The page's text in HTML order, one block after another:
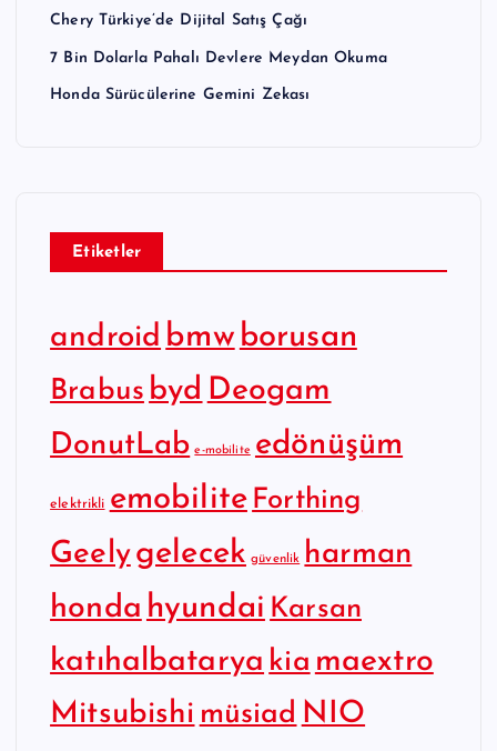
Chery Türkiye’de Dijital Satış Çağı
7 Bin Dolarla Pahalı Devlere Meydan Okuma
Honda Sürücülerine Gemini Zekası
Etiketler
android bmw borusan
Brabus byd Deogam
DonutLab e-mobilite edönüşüm
elektrikli emobilite Forthing
Geelygelecek güvenlik harman
honda hyundai Karsan
katıhalbatarya kia maextro
Mitsubishi müsiad NIO